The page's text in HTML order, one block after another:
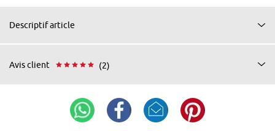
Descriptif article
Avis client (2)